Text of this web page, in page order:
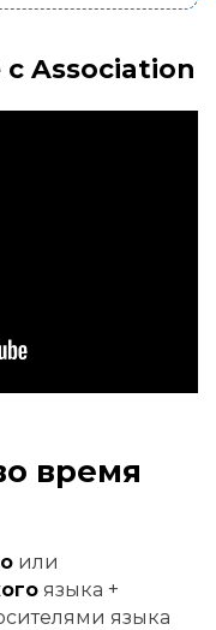
Association
время
или
языка +
языка